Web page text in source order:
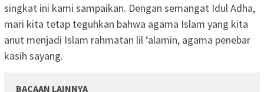
singkat ini kami sampaikan. Dengan semangat Idul Adha,
mari kita tetap teguhkan bahwa agama Islam yang kita
anut menjadi Islam rahmatan lil ‘alamin, agama penebar
kasih sayang.
BACAAN LAINNYA